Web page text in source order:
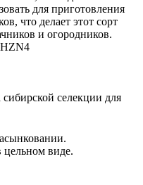
для приготовления
что делает этот сорт
и огородников.
селекции для
цельном виде.